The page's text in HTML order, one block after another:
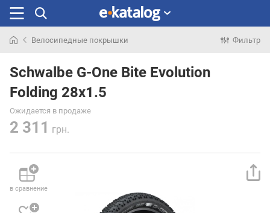
раньше
Велосипедные покрышки Фильтр
Schwalbe G-One Bite Evolution
Folding 28x1.5
Ожидается в продаже
2 311 грн.
в сравнение